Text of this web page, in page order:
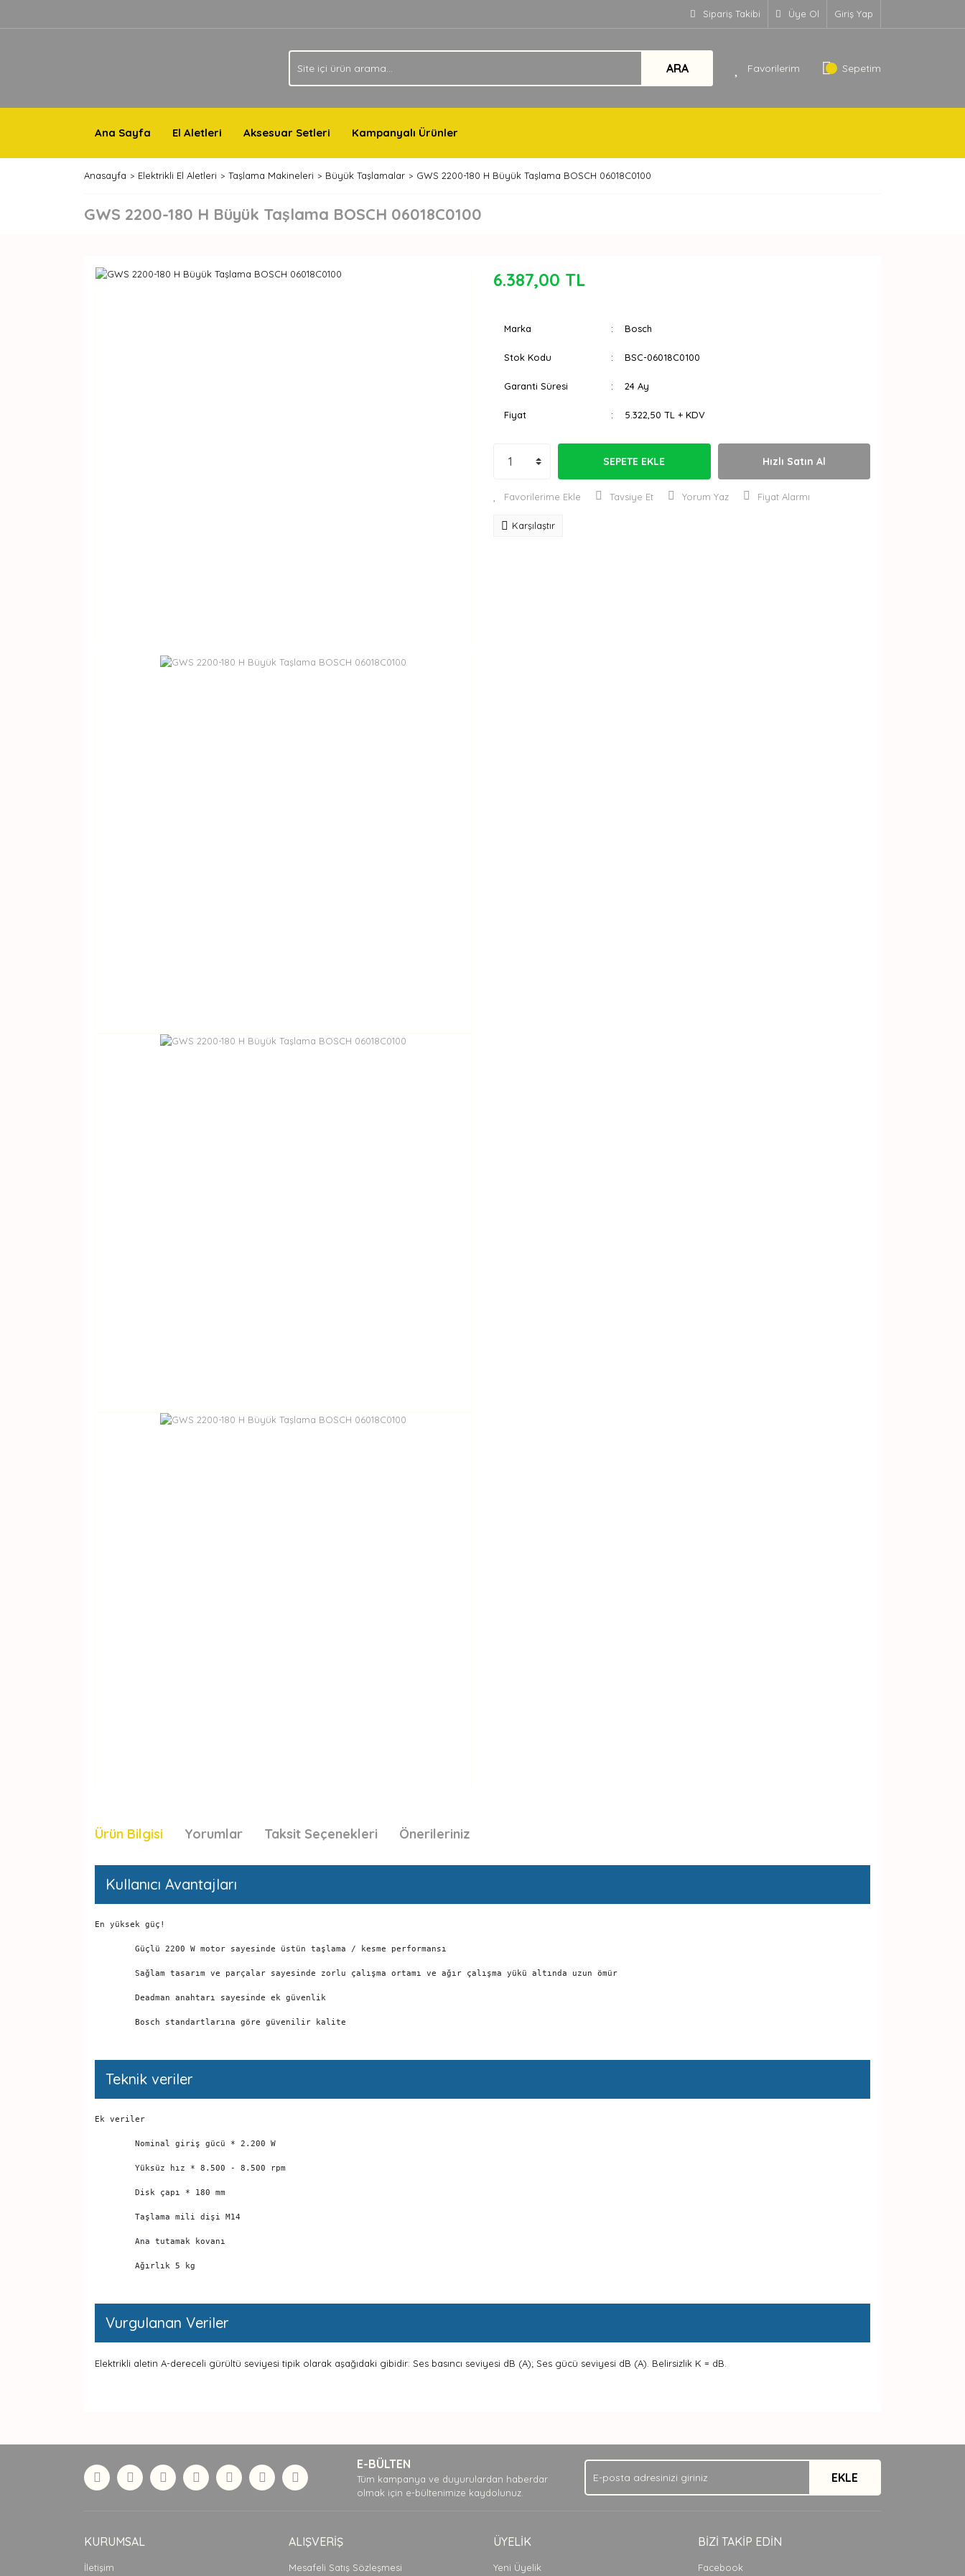
Sipariş Takibi Üye Ol Giriş Yap
ARA Favorilerim Sepetim
Ana Sayfa El Aletleri Aksesuar Setleri Kampanyalı Ürünler
Anasayfa Elektrikli El Aletleri Taşlama Makineleri Büyük Taşlamalar GWS 2200-180 H Büyük Taşlama BOSCH 06018C0100
GWS 2200-180 H Büyük Taşlama BOSCH 06018C0100
6.387,00 TL
Marka Bosch
Stok Kodu BSC-06018C0100
Garanti Süresi 24 Ay
Fiyat 5.322,50 TL + KDV
SEPETE EKLE Hızlı Satın Al
Tavsiye Et Yorum Yaz Fiyat Alarmı
Karşılaştır
Ürün Bilgisi Yorumlar Taksit Seçenekleri Önerileriniz
Kullanıcı Avantajları
En yüksek güç!
	Güçlü 2200 W motor sayesinde üstün taşlama / kesme performansı
	Sağlam tasarım ve parçalar sayesinde zorlu çalışma ortamı ve ağır çalışma yükü altında uzun ömür
	Deadman anahtarı sayesinde ek güvenlik
	Bosch standartlarına göre güvenilir kalite
Teknik veriler
Ek veriler
	Nominal giriş gücü * 2.200 W
	Yüksüz hız * 8.500 - 8.500 rpm
	Disk çapı * 180 mm
	Taşlama mili dişi M14
	Ana tutamak kovanı
	Ağırlık 5 kg
Vurgulanan Veriler
Elektrikli aletin A-dereceli gürültü seviyesi tipik olarak aşağıdaki gibidir: Ses basıncı seviyesi dB (A); Ses gücü seviyesi dB (A). Belirsizlik K = dB.
Ürün açıklamasında eksik bilgiler bulunuyor.
Bu ürüne benzer farklı alternatifler olmalı.
E-BÜLTEN
Tüm kampanya ve duyurulardan haberdar
olmak için e-bültenimize kaydolunuz.
EKLE
KURUMSAL
İletişim
ALIŞVERİŞ
Mesafeli Satış Sözleşmesi
ÜYELİK
Yeni Üyelik
BİZİ TAKİP EDİN
Facebook